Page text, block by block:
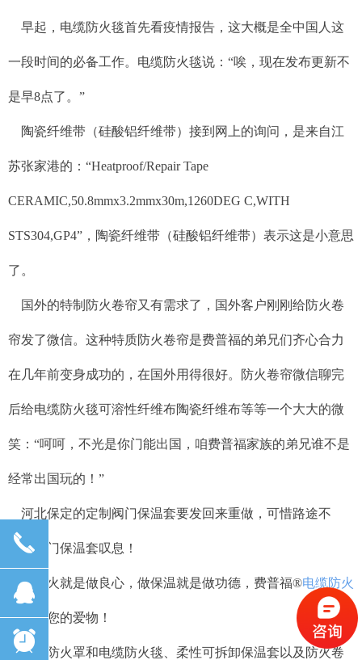
早起，电缆防火毯首先看疫情报告，这大概是全中国人这
一段时间的必备工作。电缆防火毯说：“唉，现在发布更新不
是早8点了。”
陶瓷纤维带（硅酸铝纤维带）接到网上的询问，是来自江
苏张家港的：“Heatproof/Repair Tape
CERAMIC,50.8mmx3.2mmx30m,1260DEG C,WITH
STS304,GP4”，陶瓷纤维带（硅酸铝纤维带）表示这是小意思
了。
国外的特制防火卷帘又有需求了，国外客户刚刚给防火卷
帘发了微信。这种特质防火卷帘是费普福的弟兄们齐心合力
在几年前变身成功的，在国外用得很好。防火卷帘微信聊完
后给电缆防火毯可溶性纤维布陶瓷纤维布等等一个大大的微
笑：“呵呵，不光是你门能出国，咱费普福家族的弟兄谁不是
经常出国玩的！”
河北保定的定制阀门保温套要发回来重做，可惜路途不
平，阀门保温套叹息！
做防火就是做良心，做保温就是做功德，费普福®电缆防火
毯呵护您的爱物！
柔性防火罩和电缆防火毯、柔性可拆卸保温套以及防火卷
끅
뀩
뀥